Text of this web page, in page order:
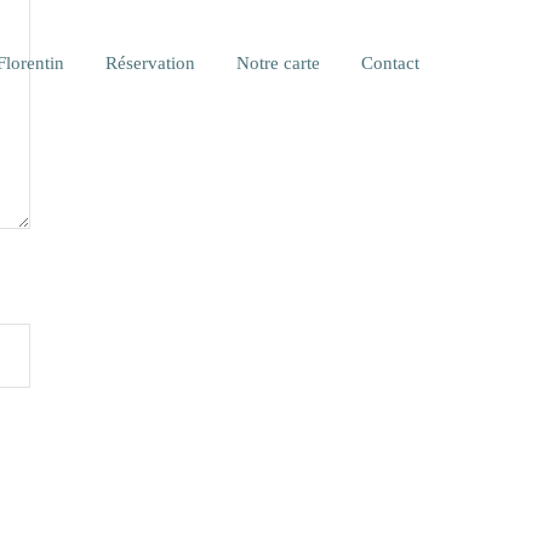
Réservation Notre carte Contact